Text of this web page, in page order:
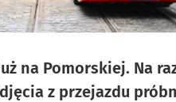
na Pomorskiej. Na
z przejazdu
zdjęć